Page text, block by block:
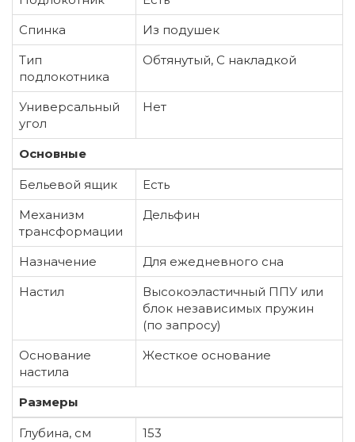
Спинка
Из подушек
Тип
подлокотника
Обтянутый, С накладкой
Универсальный
угол
Нет
Основные
Бельевой ящик
Есть
Механизм
трансформации
Дельфин
Назначение
Для ежедневного сна
Настил
Высокоэластичный ППУ или
блок независимых пружин
(по запросу)
Основание
настила
Жесткое основание
Размеры
Глубина, см
153